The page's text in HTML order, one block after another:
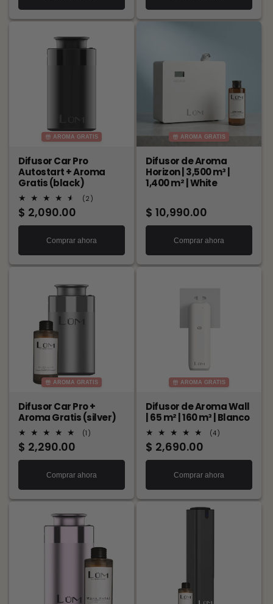
AROMA GRATIS
Difusor Car Pro
Autostart + Aroma
Gratis (black)
(2)
Precio
habitual
$ 2,090.00
Comprar ahora
AROMA GRATIS
Difusor de Aroma
Horizon | 3,500 m³ |
1,400 m² | White
Precio
habitual
$ 10,990.00
Comprar ahora
AROMA GRATIS
Difusor Car Pro +
Aroma Gratis (silver)
(1)
Precio
habitual
$ 2,290.00
Comprar ahora
AROMA GRATIS
Difusor de Aroma Wall
| 65 m² | 160 m³ | Blanco
(4)
Precio
habitual
$ 2,690.00
Comprar ahora